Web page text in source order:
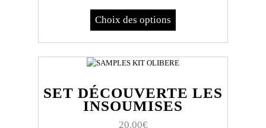
Choix des options
SET DÉCOUVERTE LES
INSOUMISES
20.00€